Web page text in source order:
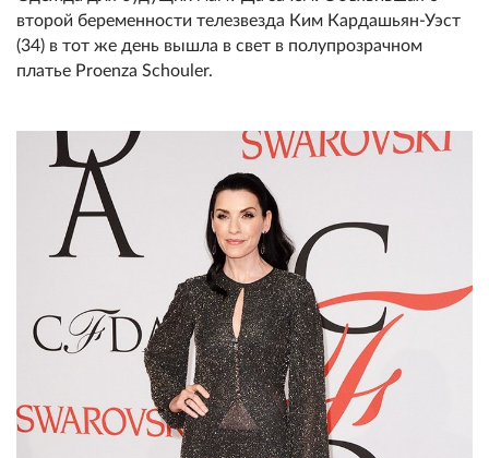
второй беременности телезвезда Ким Кардашьян-Уэст
(34) в тот же день вышла в свет в полупрозрачном
платье Proenza Schouler.